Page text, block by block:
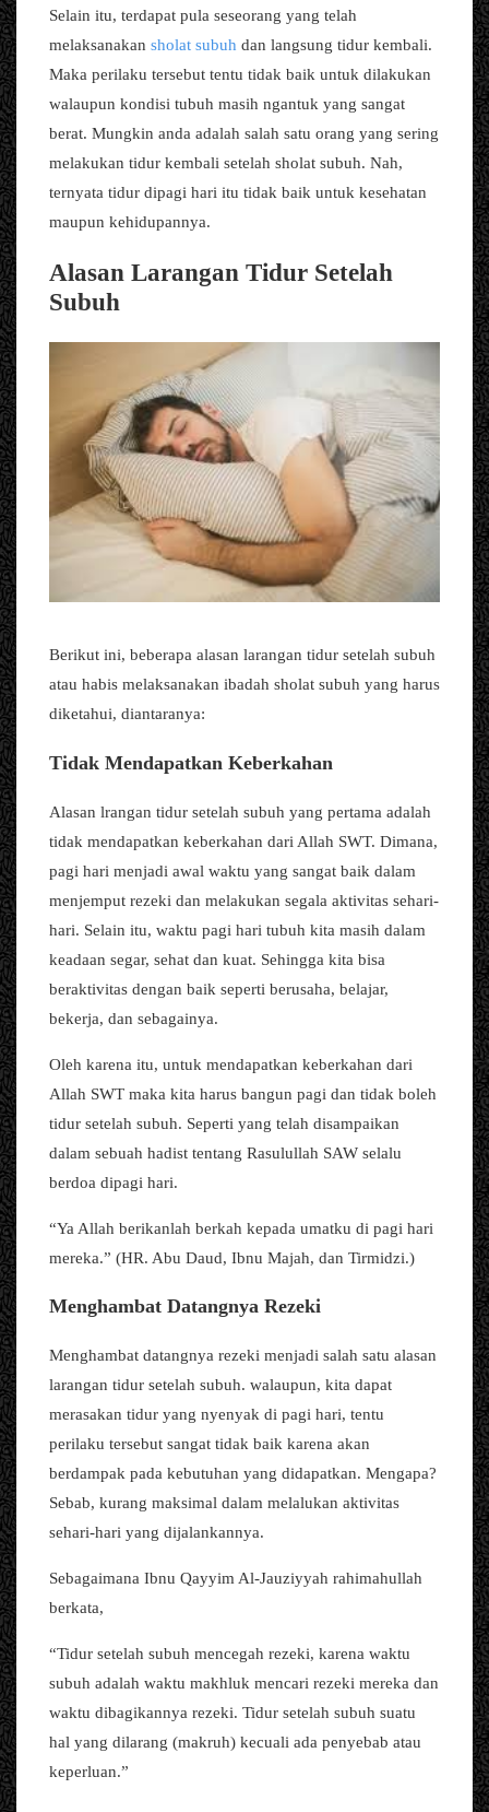
Selain itu, terdapat pula seseorang yang telah
melaksanakan sholat subuh dan langsung tidur kembali.
Maka perilaku tersebut tentu tidak baik untuk dilakukan
walaupun kondisi tubuh masih ngantuk yang sangat
berat. Mungkin anda adalah salah satu orang yang sering
melakukan tidur kembali setelah sholat subuh. Nah,
ternyata tidur dipagi hari itu tidak baik untuk kesehatan
maupun kehidupannya.
Alasan Larangan Tidur Setelah
Subuh
Berikut ini, beberapa alasan larangan tidur setelah subuh
atau habis melaksanakan ibadah sholat subuh yang harus
diketahui, diantaranya:
Tidak Mendapatkan Keberkahan
Alasan lrangan tidur setelah subuh yang pertama adalah
tidak mendapatkan keberkahan dari Allah SWT. Dimana,
pagi hari menjadi awal waktu yang sangat baik dalam
menjemput rezeki dan melakukan segala aktivitas sehari-
hari. Selain itu, waktu pagi hari tubuh kita masih dalam
keadaan segar, sehat dan kuat. Sehingga kita bisa
beraktivitas dengan baik seperti berusaha, belajar,
bekerja, dan sebagainya.
Oleh karena itu, untuk mendapatkan keberkahan dari
Allah SWT maka kita harus bangun pagi dan tidak boleh
tidur setelah subuh. Seperti yang telah disampaikan
dalam sebuah hadist tentang Rasulullah SAW selalu
berdoa dipagi hari.
“Ya Allah berikanlah berkah kepada umatku di pagi hari
mereka.” (HR. Abu Daud, Ibnu Majah, dan Tirmidzi.)
Menghambat Datangnya Rezeki
Menghambat datangnya rezeki menjadi salah satu alasan
larangan tidur setelah subuh. walaupun, kita dapat
merasakan tidur yang nyenyak di pagi hari, tentu
perilaku tersebut sangat tidak baik karena akan
berdampak pada kebutuhan yang didapatkan. Mengapa?
Sebab, kurang maksimal dalam melalukan aktivitas
sehari-hari yang dijalankannya.
Sebagaimana Ibnu Qayyim Al-Jauziyyah rahimahullah
berkata,
“Tidur setelah subuh mencegah rezeki, karena waktu
subuh adalah waktu makhluk mencari rezeki mereka dan
waktu dibagikannya rezeki. Tidur setelah subuh suatu
hal yang dilarang (makruh) kecuali ada penyebab atau
keperluan.”